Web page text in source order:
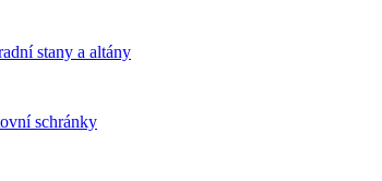
stany a altány
schránky